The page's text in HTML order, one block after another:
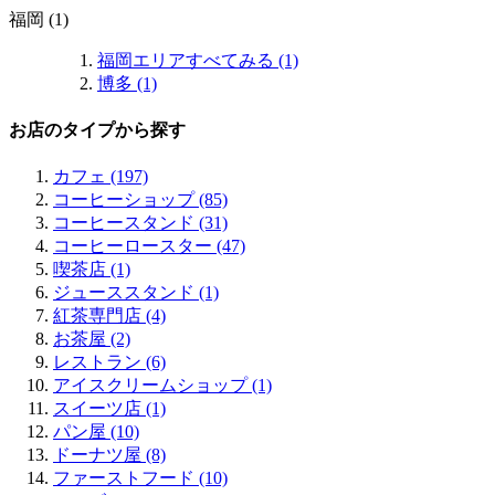
福岡 (1)
福岡エリアすべてみる (1)
博多 (1)
お店のタイプから探す
カフェ (197)
コーヒーショップ (85)
コーヒースタンド (31)
コーヒーロースター (47)
喫茶店 (1)
ジューススタンド (1)
紅茶専門店 (4)
お茶屋 (2)
レストラン (6)
アイスクリームショップ (1)
スイーツ店 (1)
パン屋 (10)
ドーナツ屋 (8)
ファーストフード (10)